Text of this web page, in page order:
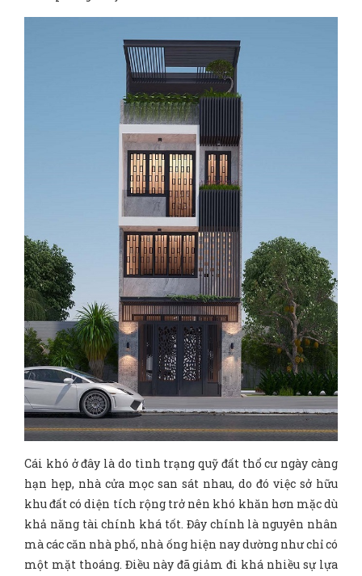
Cái khó ở đây là do tình trạng quỹ đất thổ cư ngày càng
hạn hẹp, nhà cửa mọc san sát nhau, do đó việc sở hữu
khu đất có diện tích rộng trở nên khó khăn hơn mặc dù
khả năng tài chính khá tốt. Đây chính là nguyên nhân
mà các căn nhà phố, nhà ống hiện nay dường như chỉ có
một mặt thoáng. Điều này đã giảm đi khá nhiều sự lựa